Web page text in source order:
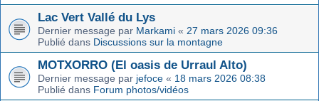
Lac Vert Vallé du Lys
Dernier message par Markami « 27 mars 2026 09:36
Publié dans Discussions sur la montagne
MOTXORRO (El oasis de Urraul Alto)
Dernier message par jefoce « 18 mars 2026 08:38
Publié dans Forum photos/vidéos